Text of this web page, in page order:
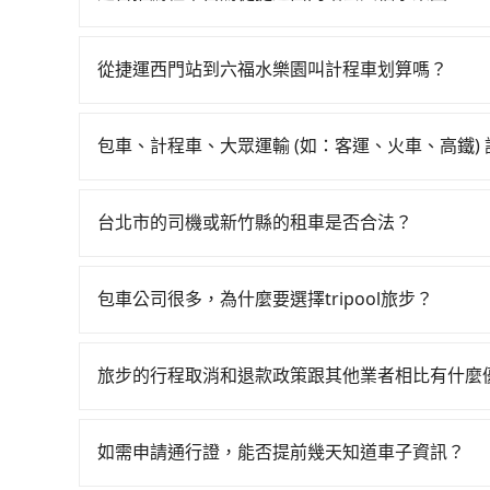
車，搭上小黃後約花33分鐘、車費800元後，抵
會額外浪費63分鐘在轉乘與等車上，現在還不馬
天就要來回，那在台北路邊可隨租隨借的iRent應
估進去，但額外的汽車保險與可能的罰單都需自
理，每一次租車都好像在開樂透一樣。另外，偶
遇到下雨天或者載行李時，就顯得非常不便。
從捷運西門站到六福水樂園叫計程車划算嗎？
到車，也可考慮打電話至附近的計程車隊，如台
上，無論在價格或服務品質上，tripool都是你從捷
包車、計程車、大眾運輸 (如：客運、火車、高鐵)
程車最貴，而大眾運輸通常較便宜。 行程：需多
可選用大眾運輸。 便利性：需要便利性和方便性
台北市的司機或新竹縣的租車是否合法？
警察臨檢並趕下車，出意外後保險公司更是不會
好辨別叫的車是否合法，就看車牌的開頭，只要不
包車公司很多，為什麼要選擇tripool旅步？
途安全無憂，我們的司機都是專業且可靠的職業
值得信任的不二選擇！
旅步的行程取消和退款政策跟其他業者相比有什麼
車前一天的凌晨六點前完成取消訂單作業，旅步
如需申請通行證，能否提前幾天知道車子資訊？